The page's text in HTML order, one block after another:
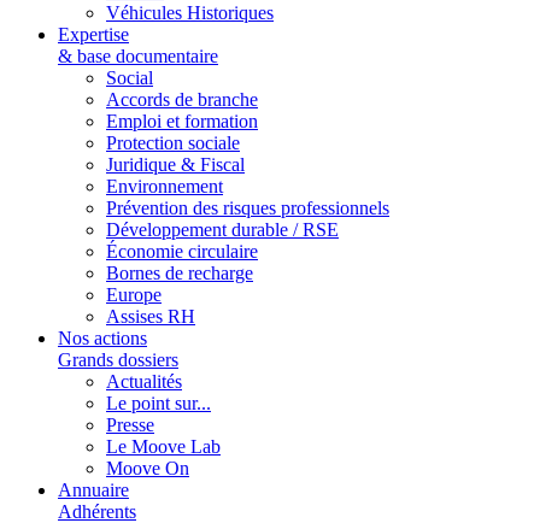
Véhicules Historiques
Expertise
& base documentaire
Social
Accords de branche
Emploi et formation
Protection sociale
Juridique & Fiscal
Environnement
Prévention des risques professionnels
Développement durable / RSE
Économie circulaire
Bornes de recharge
Europe
Assises RH
Nos actions
Grands dossiers
Actualités
Le point sur...
Presse
Le Moove Lab
Moove On
Annuaire
Adhérents